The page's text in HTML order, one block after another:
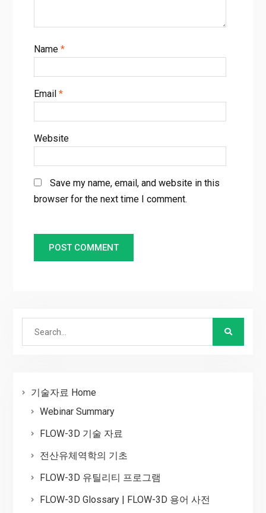
Name *
Email *
Website
Save my name, email, and website in this
browser for the next time I comment.
기술자료 Home
Webinar Summary
FLOW-3D 기술 자료
전산유체역학의 기초
FLOW-3D 유틸리티 프로그램
FLOW-3D Glossary | FLOW-3D 용어 사전